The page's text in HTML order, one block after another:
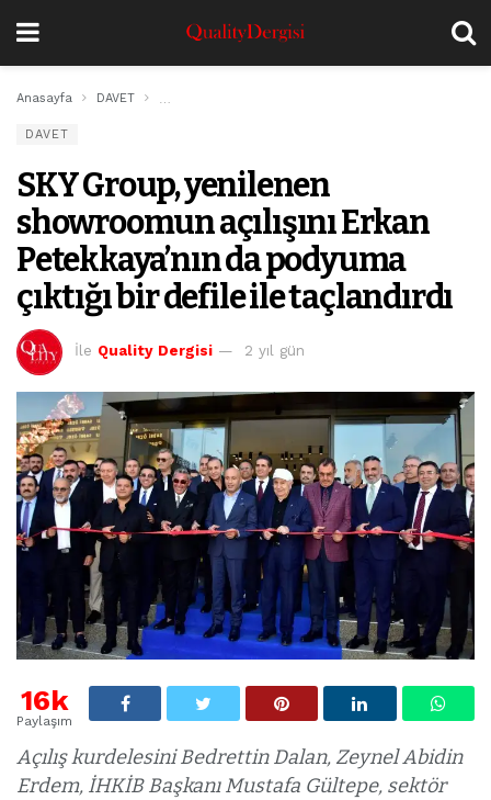
Anasayfa DAVET
DAVET
SKY Group, yenilenen
showroomun açılışını Erkan
Petekkaya’nın da podyuma
çıktığı bir defile ile taçlandırdı
İle Quality Dergisi 2 yıl gün
16k
Paylaşım
Açılış kurdelesini Bedrettin Dalan, Zeynel Abidin
Erdem, İHKİB Başkanı Mustafa Gültepe, sektör